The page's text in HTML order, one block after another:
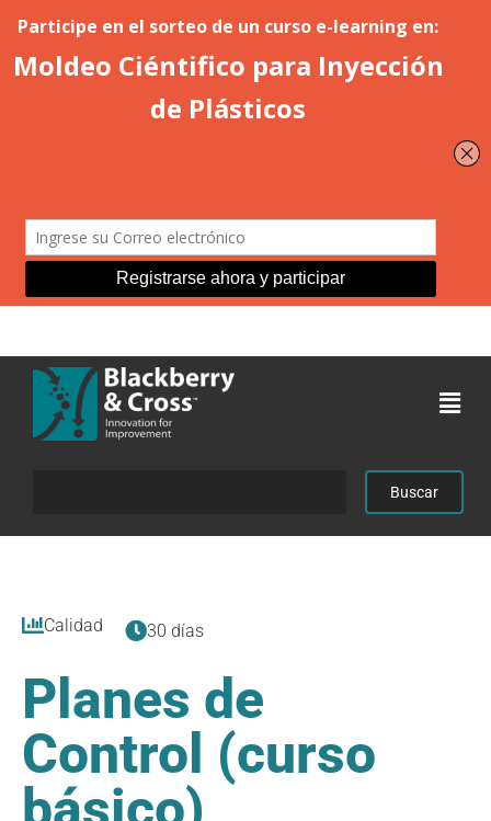
Acceder
Calidad 30 días
Planes de
Control (curso